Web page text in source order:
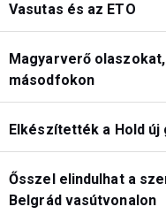
Vasutas és az ETO
Magyarverő
másodfokon
Elkészítették a Hold
Ősszel elindulhat a
Belgrád vasútvonalon